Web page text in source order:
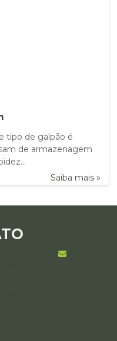
tipo de galpão é
de armazenagem
Saiba mais »
99489-8850